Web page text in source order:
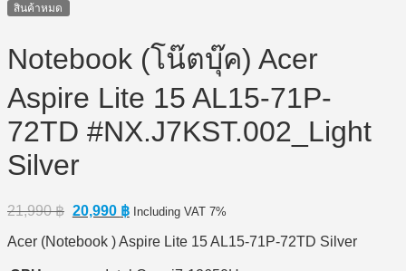
สินค้าหมด
Notebook (โน๊ตบุ๊ค) Acer
Aspire Lite 15 AL15-71P-
72TD #NX.J7KST.002_Light
Silver
21,990฿ Original
was:
20,990 ฿Current
is:
Including VAT 7%
Acer (Notebook ) Aspire Lite 15 AL15-71P-72TD Silver